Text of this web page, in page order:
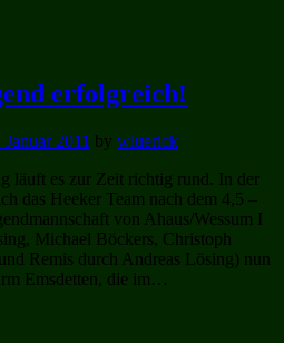
erfolgreich!
Januar 2011 by wluerick
läuft es zur Zeit richtig rund. In der
das Heeker Team nach dem 4,5 –
von Ahaus/Wessum I
Michael Böckers, Christoph
Remis durch Andreas Lösing) nun
Emsdetten, die im…